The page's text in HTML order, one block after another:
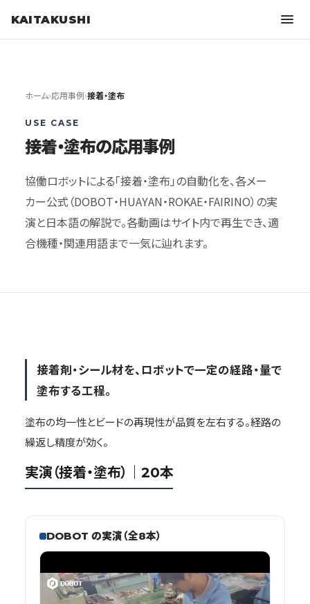
KAITAKUSHI
ホーム›応用事例›接着・塗布
USE CASE
接着・塗布の応用事例
協働ロボットによる「接着・塗布」の自動化を、各メー
カー公式（DOBOT・HUAYAN・ROKAE・FAIRINO）の実
演と日本語の解説で。各動画はサイト内で再生でき、適
合機種・関連用語まで一気に辿れます。
接着剤・シール材を、ロボットで一定の経路・量で
塗布する工程。
塗布の均一性とビードの再現性が品質を左右する。経路の
繰返し精度が効く。
実演（接着・塗布）｜20本
DOBOT の実演（全8本）